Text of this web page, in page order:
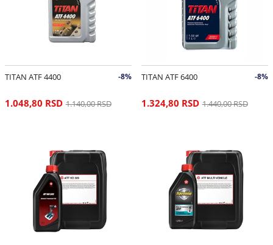
TITAN ATF 4400 -8%
1.048,80 RSD 1.140,00 RSD
TITAN ATF 6400 -8%
1.324,80 RSD 1.440,00 RSD